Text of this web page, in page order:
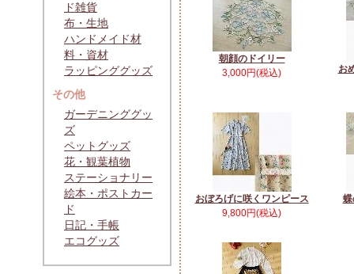
ド雑貨
布・生地
ハンドメイド材
料・資材
ラッピンググッズ
その他
ガーデニンググッ
ズ
ペットグッズ
花・観葉植物
ステーショナリー
絵本・ポストカー
ド
日記・手帳
エコグッズ
朝顔のドイリー
3,000円(税込)
お
おぼろげに咲くワンピース
9,800円(税込)